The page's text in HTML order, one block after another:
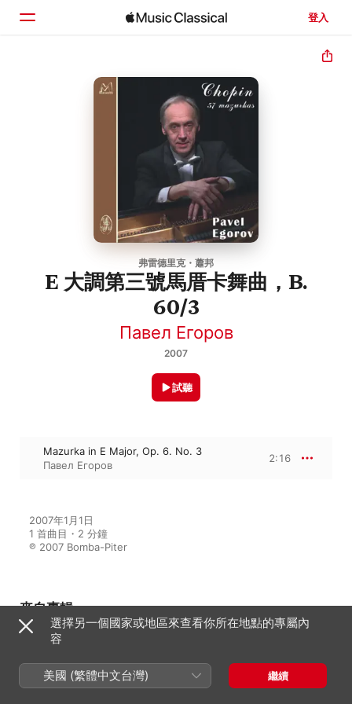
登入
弗雷德里克・蕭邦
E 大調第三號馬厝卡舞曲，B.
60/3
Павел Егоров
2007
試聽
Mazurka in E Major, Op. 6. No. 3
Павел Егоров
2:16
2007年1月1日
1 首曲目・2 分鐘
℗ 2007 Bomba-Piter
來自專輯
Chopin: 57 Mazurkas, Vol. 1
Павел Егоров
選擇另一個國家或地區來查看你所在地點的專屬內
容
美國 (繁體中文台灣) 繼續